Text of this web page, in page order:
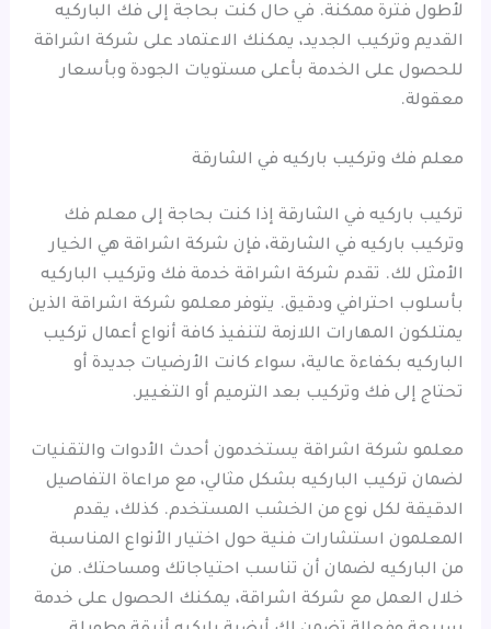
لأطول فترة ممكنة. في حال كنت بحاجة إلى فك الباركيه
القديم وتركيب الجديد، يمكنك الاعتماد على شركة اشراقة
للحصول على الخدمة بأعلى مستويات الجودة وبأسعار
معقولة.
معلم فك وتركيب باركيه في الشارقة
تركيب باركيه في الشارقة إذا كنت بحاجة إلى معلم فك
وتركيب باركيه في الشارقة، فإن شركة اشراقة هي الخيار
الأمثل لك. تقدم شركة اشراقة خدمة فك وتركيب الباركيه
بأسلوب احترافي ودقيق. يتوفر معلمو شركة اشراقة الذين
يمتلكون المهارات اللازمة لتنفيذ كافة أنواع أعمال تركيب
الباركيه بكفاءة عالية، سواء كانت الأرضيات جديدة أو
تحتاج إلى فك وتركيب بعد الترميم أو التغيير.
معلمو شركة اشراقة يستخدمون أحدث الأدوات والتقنيات
لضمان تركيب الباركيه بشكل مثالي، مع مراعاة التفاصيل
الدقيقة لكل نوع من الخشب المستخدم. كذلك، يقدم
المعلمون استشارات فنية حول اختيار الأنواع المناسبة
من الباركيه لضمان أن تناسب احتياجاتك ومساحتك. من
خلال العمل مع شركة اشراقة، يمكنك الحصول على خدمة